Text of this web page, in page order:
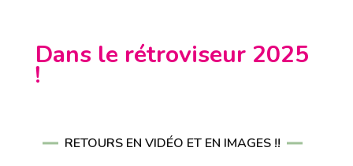
Dans le rétroviseur 2025
!
RETOURS EN VIDÉO ET EN IMAGES !!